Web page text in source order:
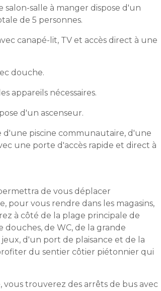
salle à manger dispose d'un
de 5 personnes.
canapé-lit, TV et accès direct à une
douche.
appareils nécessaires.
d'un ascenseur.
d'une piscine communautaire, d'une
une porte d'accès rapide et direct à
de vous déplacer
pour vous rendre dans les magasins,
à côté de la plage principale de
douches, de WC, de la grande
d'un port de plaisance et de la
du sentier côtier piétonnier qui
vous trouverez des arrêts de bus avec